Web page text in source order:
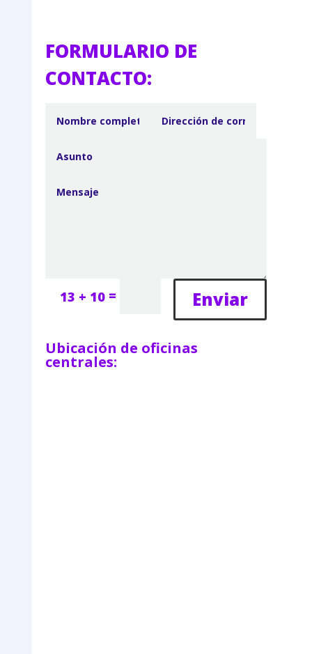
FORMULARIO DE
CONTACTO:
13 + 10 = Enviar
Ubicación de oficinas
centrales: